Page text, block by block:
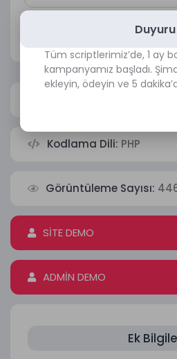
Yorumlar
Kodlama Dili: PHP
Görüntüleme Sayısı:
SİTE DEMO
ADMİN DEMO
Ek
Duyuru
Tüm scriptlerimiz’de, 1 ay
kampanyamız başladı.
ekleyin, ödeyin ve 5